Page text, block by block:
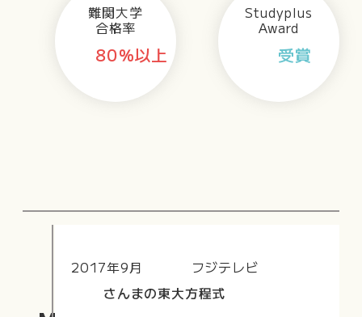
難関大学
合格率
80％以上
Studyplus
Award
受賞
2017年9月
フジテレビ
さんまの東大方程式